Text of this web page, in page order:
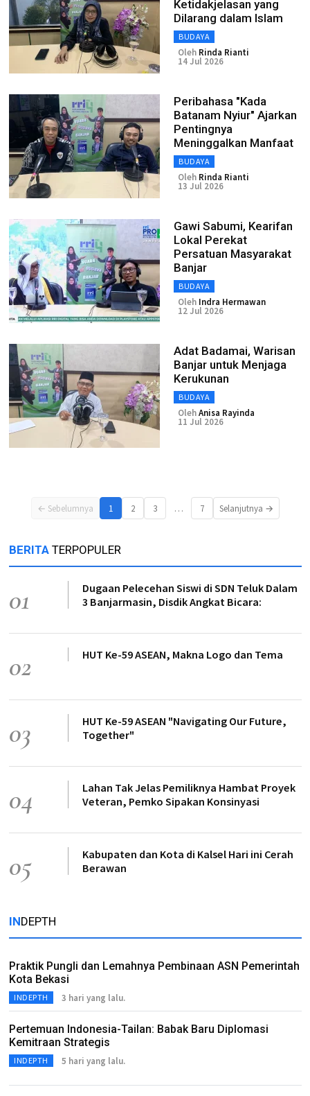
Ketidakjelasan yang
Dilarang dalam Islam
BUDAYA
Oleh Rinda Rianti
14 Jul 2026
Peribahasa "Kada
Batanam Nyiur" Ajarkan
Pentingnya
Meninggalkan Manfaat
BUDAYA
Oleh Rinda Rianti
13 Jul 2026
Gawi Sabumi, Kearifan
Lokal Perekat
Persatuan Masyarakat
Banjar
BUDAYA
Oleh Indra Hermawan
12 Jul 2026
Adat Badamai, Warisan
Banjar untuk Menjaga
Kerukunan
BUDAYA
OlehAnisa Rayinda
11 Jul 2026
← Sebelumnya 1 2 3 … 7 Selanjutnya →
BERITA TERPOPULER
01
Dugaan Pelecehan Siswi di SDN Teluk Dalam
3 Banjarmasin, Disdik Angkat Bicara:
02 HUT Ke-59 ASEAN, Makna Logo dan Tema
03
HUT Ke-59 ASEAN "Navigating Our Future,
Together"
04
Lahan Tak Jelas Pemiliknya Hambat Proyek
Veteran, Pemko Sipakan Konsinyasi
05
Kabupaten dan Kota di Kalsel Hari ini Cerah
Berawan
INDEPTH
Praktik Pungli dan Lemahnya Pembinaan ASN Pemerintah
Kota Bekasi
INDEPTH 3 hari yang lalu.
Pertemuan Indonesia-Tailan: Babak Baru Diplomasi
Kemitraan Strategis
INDEPTH 5 hari yang lalu.